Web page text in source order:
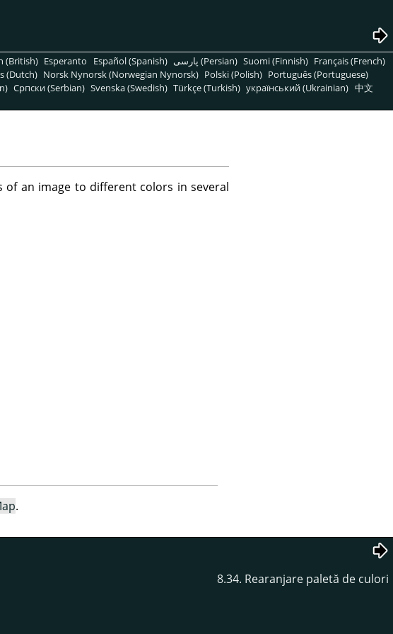
(British) Esperanto Español (Spanish) پارسی (Persian) Suomi (Finnish) Français (French)
(Dutch) Norsk Nynorsk (Norwegian Nynorsk) Polski (Polish) Português (Portuguese)
Српски (Serbian) Svenska (Swedish) Türkçe (Turkish) український (Ukrainian) 中文
an image to different colors in several
.
8.34. Rearanjare paletă de culori